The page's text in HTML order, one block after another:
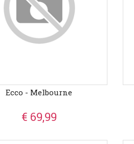
Ecco - Melbourne
€ 69,99